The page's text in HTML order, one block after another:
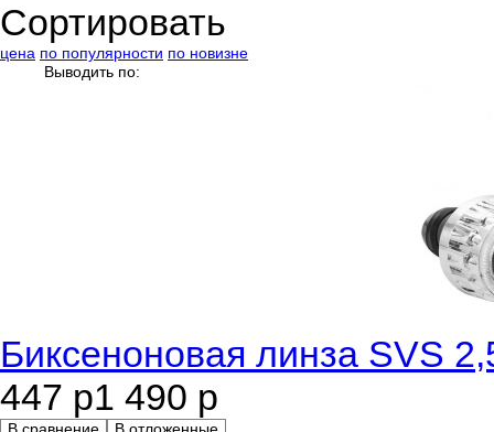
Сортировать
цена по популярности по новизне
Выводить по:
Биксеноновая линза SVS
447 р1 490 р